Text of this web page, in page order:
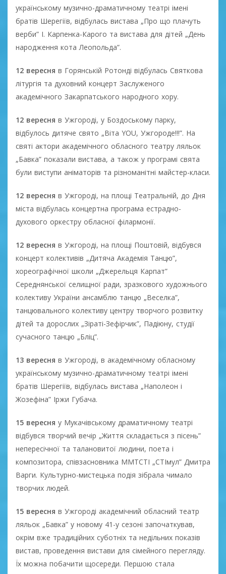
українському музично-драматичному театрі імені
братів Шерегіїв, відбулась вистава „Про що плачуть
верби” І. Карпенка-Карого та вистава для дітей „День
народження кота Леопольда”.
12 вересня в Горянській Ротонді відбулась Святкова
літургія та духовний концерт Заслуженого
академічного Закарпатського народного хору.
12 вересня в Ужгороді, у Боздоському парку,
відбулось дитяче свято „Віта YOU, Ужгороде!!!”. На
святі актори академічного обласного театру ляльок
„Бавка” показали вистава, а також у програмі свята
були виступи аніматорів та різноманітні майстер-класи.
12 вересня в Ужгороді, на площі Театральній, до Дня
міста відбулась концертна програма естрадно-
духового оркестру обласної філармонії.
12 вересня в Ужгороді, на площі Поштовій, відбувся
концерт колективів „Дитяча Академія Танцю”,
хореографічної школи „Джерельця Карпат”
Середнянської селищної ради, зразкового художнього
колективу України ансамблю танцю „Веселка”,
танцювального колективу центру творчого розвитку
дітей та дорослих „Зіраті-Зефірчик”, Падіюну, студії
сучасного танцю „Бліц”.
13 вересня в Ужгороді, в академічному обласному
українському музично-драматичному театрі імені
братів Шерегіїв, відбулась вистава „Наполеон і
Жозефіна” Іржи Губача.
15 вересня у Мукачівському драматичному театрі
відбувся творчий вечір „Життя складається з пісень”
непересічної та талановитої людини, поета і
композитора, співзасновника ММТСТІ „СТІмул” Дмитра
Варги. Культурно-мистецька подія зібрала чимало
творчих людей.
15 вересня в Ужгороді академічний обласний театр
ляльок „Бавка” у новому 41-у сезоні започаткував,
окрім вже традиційних суботніх та недільних показів
вистав, проведення вистави для сімейного перегляду.
Їх можна побачити щосереди. Першою стала